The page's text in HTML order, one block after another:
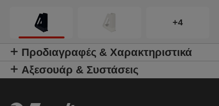
+4
Προδιαγραφές & Χαρακτηριστικά
Αξεσουάρ & Συστάσεις